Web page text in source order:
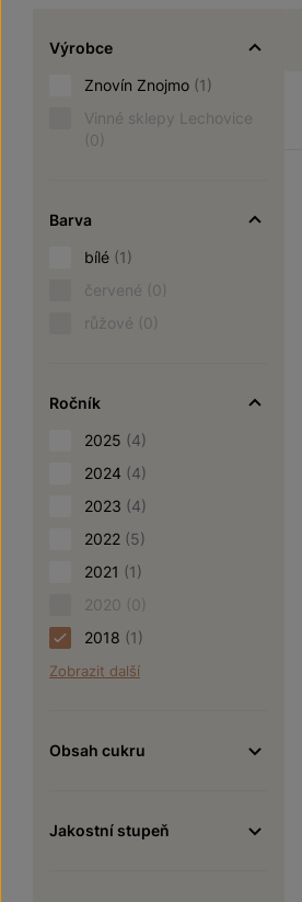
Výrobce
Znovín Znojmo (1)
Vinné sklepy Lechovice
(0)
Barva
bílé (1)
červené (0)
růžové (0)
Ročník
2025 (4)
2024 (4)
2023 (4)
2022 (5)
2021 (1)
2020 (0)
2018 (1)
Zobrazit další
Obsah cukru
Jakostní stupeň